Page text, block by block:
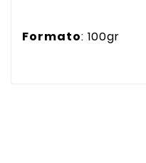
Formato: 100gr